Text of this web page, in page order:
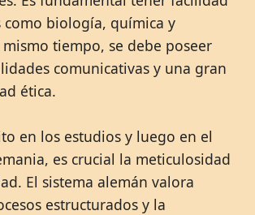
como biología, química y
mismo tiempo, se debe poseer
comunicativas y una gran
ética.
en los estudios y luego en el
es crucial la meticulosidad
El sistema alemán valora
estructurados y la